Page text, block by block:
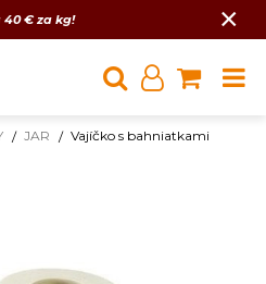
40 € za kg! ×
JAR Vajíčko s bahniatkami